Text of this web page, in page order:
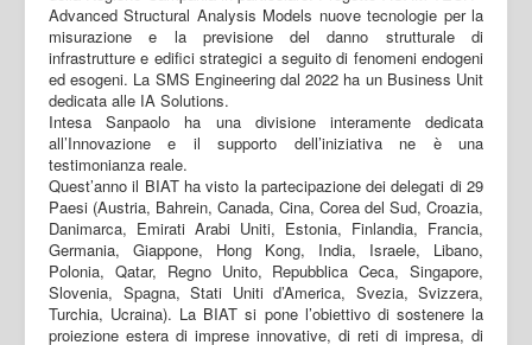
Advanced Structural Analysis Models nuove tecnologie per la
misurazione e la previsione del danno strutturale di
infrastrutture e edifici strategici a seguito di fenomeni endogeni
ed esogeni. La SMS Engineering dal 2022 ha un Business Unit
dedicata alle IA Solutions.
Intesa Sanpaolo ha una divisione interamente dedicata
all’Innovazione e il supporto dell’iniziativa ne è una
testimonianza reale.
Quest’anno il BIAT ha visto la partecipazione dei delegati di 29
Paesi (Austria, Bahrein, Canada, Cina, Corea del Sud, Croazia,
Danimarca, Emirati Arabi Uniti, Estonia, Finlandia, Francia,
Germania, Giappone, Hong Kong, India, Israele, Libano,
Polonia, Qatar, Regno Unito, Repubblica Ceca, Singapore,
Slovenia, Spagna, Stati Uniti d’America, Svezia, Svizzera,
Turchia, Ucraina). La BIAT si pone l’obiettivo di sostenere la
proiezione estera di imprese innovative, di reti di impresa, di